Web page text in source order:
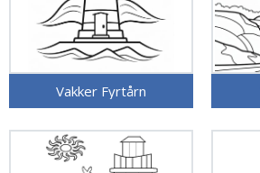
Vakker Fyrtårn